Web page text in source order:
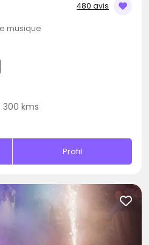
480 avis
musique
300 kms
Profil